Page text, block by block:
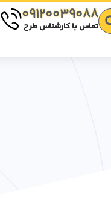
09120039088
تماس با کارشناس طرح